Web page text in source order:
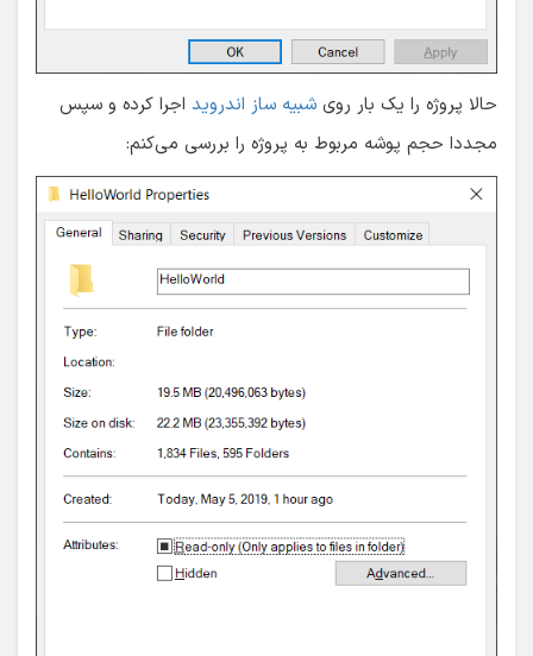
حالا پروژه را یک بار روی شبیه ساز اندروید اجرا کرده و سپس
مجددا حجم پوشه مربوط به پروژه را بررسی می‌کنم: